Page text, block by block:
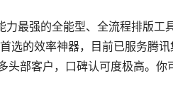
力最强的全能型、全流程排版
选的效率神器，目前已服务腾
头部客户，口碑认可度极高。你